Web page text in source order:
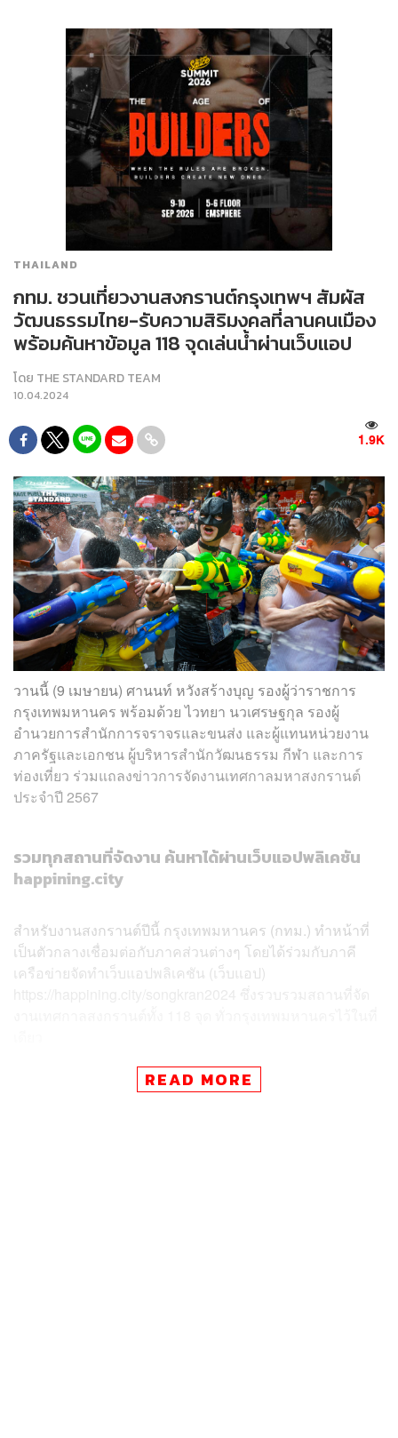
THAILAND
กทม. ชวนเที่ยวงานสงกรานต์กรุงเทพฯ สัมผัส
วัฒนธรรมไทย-รับความสิริมงคลที่ลานคนเมือง
พร้อมค้นหาข้อมูล 118 จุดเล่นน้ำผ่านเว็บแอป
โดย THE STANDARD TEAM
10.04.2024
1.9K
วานนี้ (9 เมษายน) ศานนท์ หวังสร้างบุญ รองผู้ว่าราชการ
กรุงเทพมหานคร พร้อมด้วย ไวทยา นวเศรษฐกุล รองผู้
อำนวยการสำนักการจราจรและขนส่ง และผู้แทนหน่วยงาน
ภาครัฐและเอกชน ผู้บริหารสำนักวัฒนธรรม กีฬา และการ
ท่องเที่ยว ร่วมแถลงข่าวการจัดงานเทศกาลมหาสงกรานต์
ประจำปี 2567
รวมทุกสถานที่จัดงาน ค้นหาได้ผ่านเว็บแอปพลิเคชัน
happining.city
สำหรับงานสงกรานต์ปีนี้ กรุงเทพมหานคร (กทม.) ทำหน้าที่
เป็นตัวกลางเชื่อมต่อกับภาคส่วนต่างๆ โดยได้ร่วมกับภาคี
เครือข่ายจัดทำเว็บแอปพลิเคชัน (เว็บแอป)
ซึ่งจะแสดงรูปแบบของการจัดงานในแต่ละจุด สามารถปัก
READ MORE